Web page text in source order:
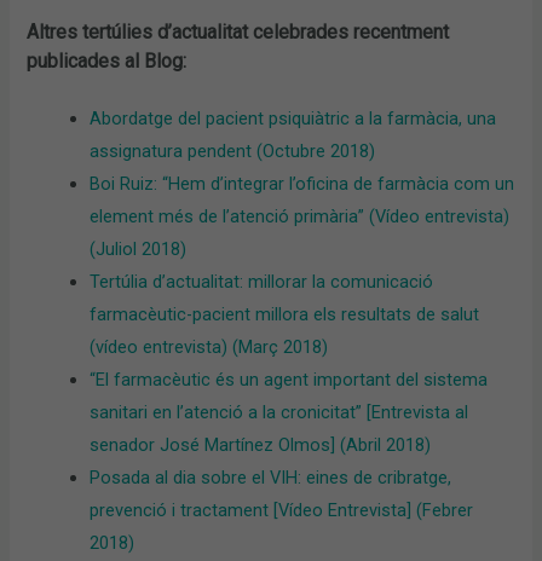
Altres tertúlies d’actualitat celebrades recentment
publicades al Blog:
Abordatge del pacient psiquiàtric a la farmàcia, una
assignatura pendent (Octubre 2018)
Boi Ruiz: “Hem d’integrar l’oficina de farmàcia com un
element més de l’atenció primària” (Vídeo entrevista)
(Juliol 2018)
Tertúlia d’actualitat: millorar la comunicació
farmacèutic-pacient millora els resultats de salut
(vídeo entrevista) (Març 2018)
“El farmacèutic és un agent important del sistema
sanitari en l’atenció a la cronicitat” [Entrevista al
senador José Martínez Olmos] (Abril 2018)
Posada al dia sobre el VIH: eines de cribratge,
prevenció i tractament [Vídeo Entrevista] (Febrer
2018)